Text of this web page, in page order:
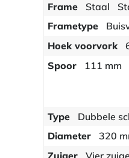
Frame Staal
Frametype
Hoek voorvork
Spoor
111 mm
Type Dubbele
Diameter
320